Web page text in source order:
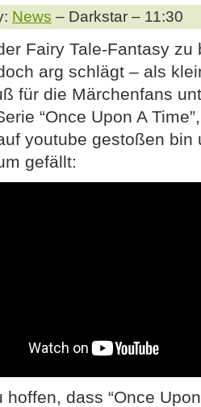
News – Darkstar – 11:30
Fairy Tale-Fantasy
arg schlägt – als
für die Märchenfans
“Once Upon A
youtube gestoßen bin
gefällt:
hoffen, dass “Once